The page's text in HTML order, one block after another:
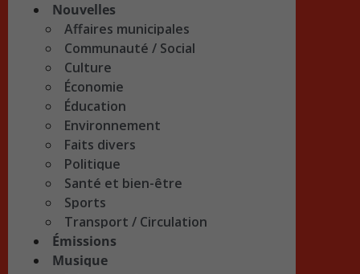
Nouvelles
Affaires municipales
Communauté / Social
Culture
Économie
Éducation
Environnement
Faits divers
Politique
Santé et bien-être
Sports
Transport / Circulation
Émissions
Musique